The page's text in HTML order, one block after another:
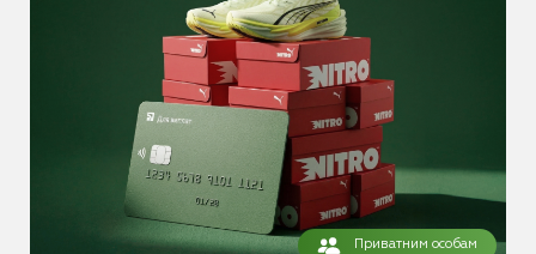
Приватним особам